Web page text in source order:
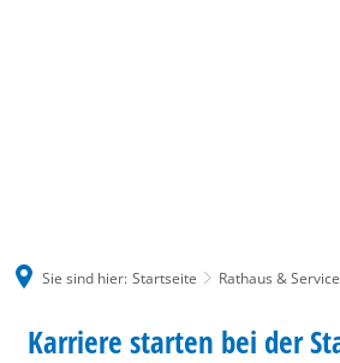
Sie sind hier: Startseite Rathaus & Service
Karriere starten bei der